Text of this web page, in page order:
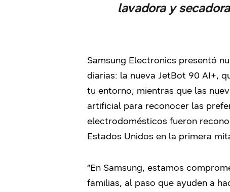
lavadora y
Samsung Electronics presentó
diarias: la nueva JetBot 90 AI+,
tu entorno; mientras que las
artificial para reconocer las
electrodomésticos fueron
Estados Unidos en la primera
“En Samsung, estamos
familias, al paso que ayuden a